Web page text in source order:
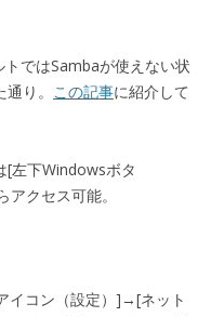
ではSambaが使えない状
り。 この記事に紹介して
左下Windowsボタ
クセス可能。
イコン（設定）]→[ネット